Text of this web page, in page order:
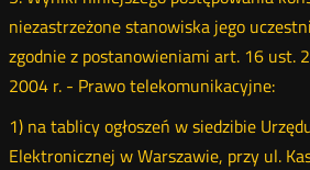
niezastrzeżone stanowiska jego
zgodnie z postanowieniami art. 16 ust.
2004 r. - Prawo telekomunikacyjne:
1) na tablicy ogłoszeń w siedzibie
Elektronicznej w Warszawie, przy ul.